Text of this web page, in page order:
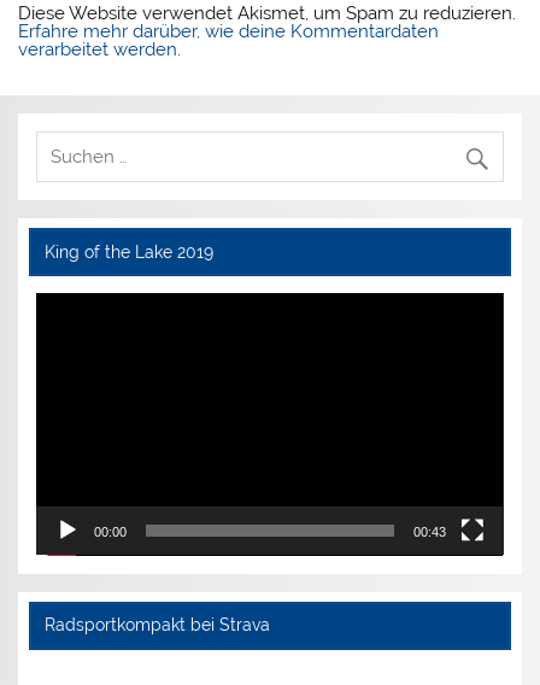
Diese Website verwendet Akismet, um Spam zu reduzieren.
Erfahre mehr darüber, wie deine Kommentardaten
verarbeitet werden
King of the Lake 2019
Video-
00:00 00:43
Radsportkompakt bei Strava